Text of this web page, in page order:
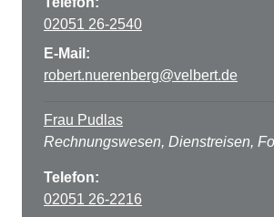
02051 26-2540
E-Mail:
robert.nuerenberg@velbert.de
Frau Pudlas
Rechnungswesen, Dienstreisen,
Telefon:
02051 26-2216